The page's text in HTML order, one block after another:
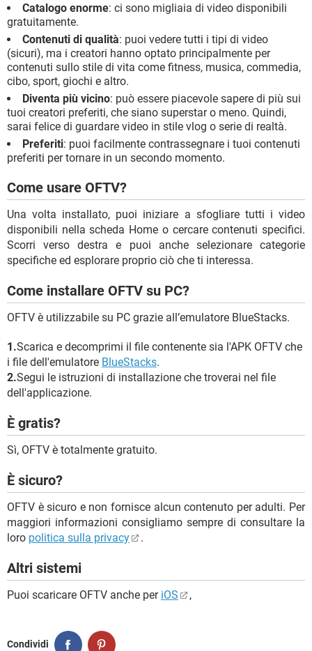
Catalogo enorme: ci sono migliaia di video disponibili
gratuitamente.
Contenuti di qualità: puoi vedere tutti i tipi di video
(sicuri), ma i creatori hanno optato principalmente per
contenuti sullo stile di vita come fitness, musica, commedia,
cibo, sport, giochi e altro.
Diventa più vicino: può essere piacevole sapere di più sui
tuoi creatori preferiti, che siano superstar o meno. Quindi,
sarai felice di guardare video in stile vlog o serie di realtà.
Preferiti: puoi facilmente contrassegnare i tuoi contenuti
preferiti per tornare in un secondo momento.
Come usare OFTV?
Una volta installato, puoi iniziare a sfogliare tutti i video
disponibili nella scheda Home o cercare contenuti specifici.
Scorri verso destra e puoi anche selezionare categorie
specifiche ed esplorare proprio ciò che ti interessa.
Come installare OFTV su PC?
OFTV è utilizzabile su PC grazie all’emulatore BlueStacks.
1.Scarica e decomprimi il file contenente sia l'APK OFTV che
i file dell'emulatore BlueStacks.
2.Segui le istruzioni di installazione che troverai nel file
dell'applicazione.
È gratis?
Sì, OFTV è totalmente gratuito.
È sicuro?
OFTV è sicuro e non fornisce alcun contenuto per adulti. Per
maggiori informazioni consigliamo sempre di consultare la
loro politica sulla privacy .
Altri sistemi
Puoi scaricare OFTV anche per iOS ,
Condividi